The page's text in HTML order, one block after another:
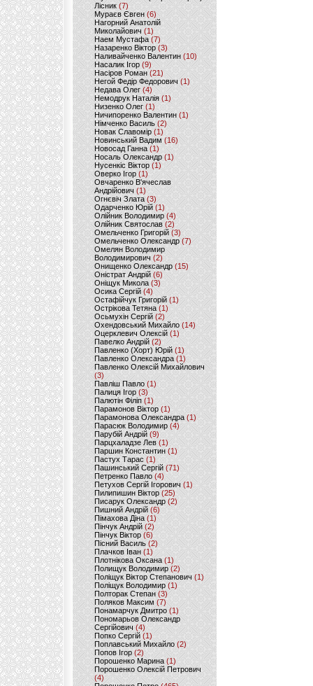
Лісник (7)
Мураєв Євген(6)
Нагорний Анатолій
Миколайович (1)
Наем Мустафа (7)
Назаренко Віктор (3)
Наливайченко Валентин (10)
Насалик Ігор(9)
Насіров Роман (21)
Негой Федір Федорович(1)
Недава Олег(4)
Немодрук Наталія(1)
Низенко Олег (1)
Ничипоренко Валентин (1)
Німченко Василь (2)
Новак Славомір (1)
Новинський Вадим (16)
Новосад Ганна (1)
Носаль Олександр (1)
Нусенкіс Віктор (1)
Оверко Ігор (1)
Овчаренко В'ячеслав
Андрійович(1)
Огнєвіч Злата (3)
Одарченко Юрій(1)
Олійник Володимир (4)
Олійник Святослав (2)
Омельченко Григорій (3)
Омельченко Олександр(7)
Омелян Володимир
Володимирович (2)
Онищенко Олександр (15)
Оністрат Андрій (6)
Оніщук Микола (3)
Осика Сергій(4)
Остафійчук Григорій(1)
Острікова Тетяна (1)
Осьмухін Сергій (2)
Охендовський Михайло (14)
Оцерклевич Олексій (1)
Павелко Андрій (2)
Павленко (Хорт) Юрій (1)
Павленко Олександра (1)
Павленко Олексій Михайлович
(3)
Павліш Павло(1)
Палиця Ігор (3)
Палютін Філіп(1)
Парамонов Віктор (1)
Парамонова Олександра(1)
Парасюк Володимир(4)
Парубій Андрій (9)
Парцхаладзе Лев (1)
Паршин Константин(1)
Пастух Тарас (1)
Пашинський Сергій (71)
Петренко Павло (4)
Петухов Сергій Ігорович (1)
Пилипишин Віктор(25)
Писарук Олександр(2)
Пишний Андрій (6)
Пімахова Діна(1)
Пінчук Андрій(2)
Пінчук Віктор (6)
Пісний Василь (2)
Плачков Іван(1)
Плотнікова Оксана (1)
Полищук Володимир(2)
Поліщук Віктор Степанович(1)
Поліщук Володимир (1)
Полторак Степан(3)
Поляков Максим (7)
Понамарчук Дмитро (1)
Пономарьов Олександр
Сергійович(4)
Попко Сергій (1)
Поплавський Михайло (2)
Попов Ігор(2)
Порошенко Марина (1)
Порошенко Олексій Петрович
(4)